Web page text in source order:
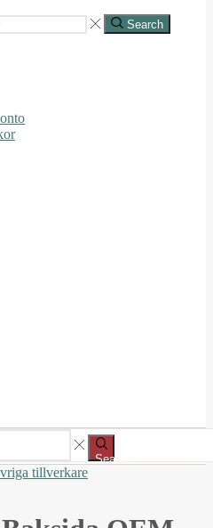
Search
Search
tillverkare